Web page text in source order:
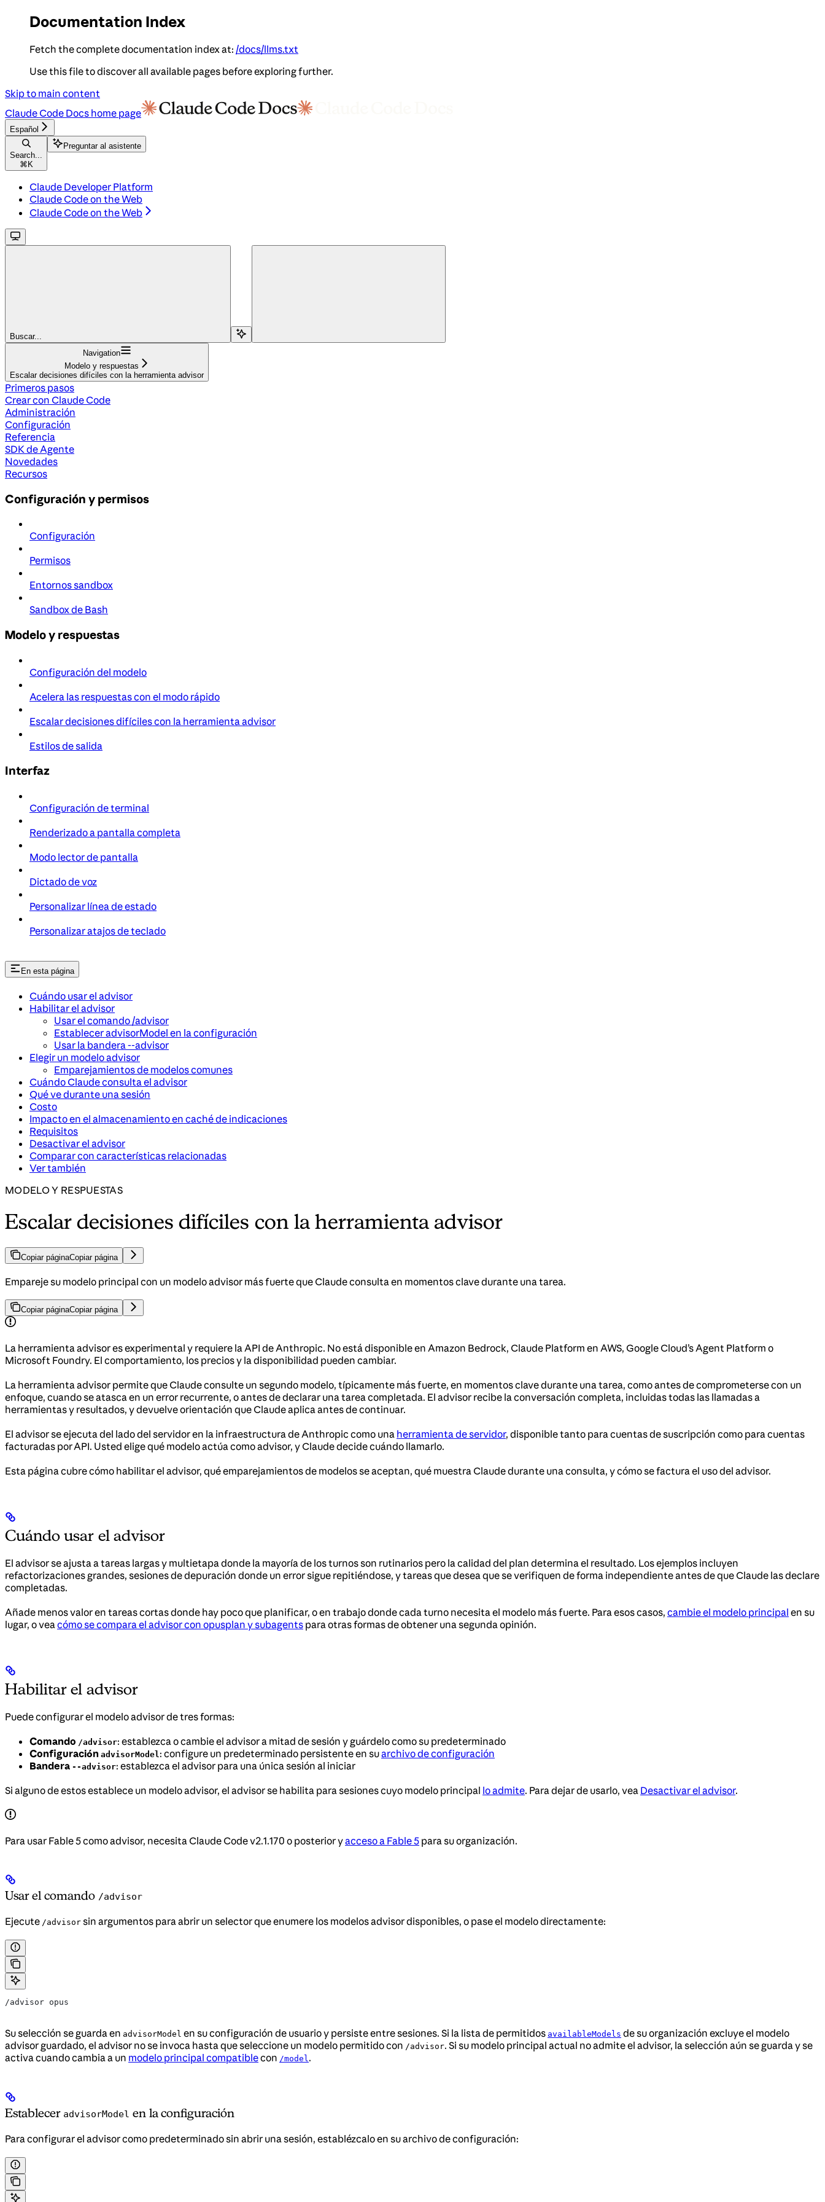
Documentation Index
Fetch the complete documentation index at: /docs/llms.txt
Use this file to discover all available pages before exploring further.
Skip to main content
Claude Code Docs home page
Español
Search...
⌘ K
Preguntar al asistente
Claude Developer Platform
Claude Code on the Web
Claude Code on the Web
Buscar...
Navigation
Modelo y respuestas
Escalar decisiones difíciles con la herramienta advisor
Primeros pasos
Crear con Claude Code
Administración
Configuración
Referencia
SDK de Agente
Novedades
Recursos
Configuración y permisos
Configuración
Permisos
Entornos sandbox
Sandbox de Bash
Modelo y respuestas
Configuración del modelo
Acelera las respuestas con el modo rápido
Escalar decisiones difíciles con la herramienta advisor
Estilos de salida
Interfaz
Configuración de terminal
Renderizado a pantalla completa
Modo lector de pantalla
Dictado de voz
Personalizar línea de estado
Personalizar atajos de teclado
En esta página
Cuándo usar el advisor
Habilitar el advisor
Usar el comando /advisor
Establecer advisorModel en la configuración
Usar la bandera --advisor
Elegir un modelo advisor
Emparejamientos de modelos comunes
Cuándo Claude consulta el advisor
Qué ve durante una sesión
Costo
Impacto en el almacenamiento en caché de indicaciones
Requisitos
Desactivar el advisor
Comparar con características relacionadas
Ver también
MODELO Y RESPUESTAS
Escalar decisiones difíciles con la herramienta advisor
Copiar páginaCopiar página
Empareje su modelo principal con un modelo advisor más fuerte que Claude consulta en momentos clave durante una tarea.
Copiar páginaCopiar página
La herramienta advisor es experimental y requiere la API de Anthropic. No está disponible en Amazon Bedrock, Claude Platform en AWS, Google Cloud’s Agent Platform o
Microsoft Foundry. El comportamiento, los precios y la disponibilidad pueden cambiar.
La herramienta advisor permite que Claude consulte un segundo modelo, típicamente más fuerte, en momentos clave durante una tarea, como antes de comprometerse con un
enfoque, cuando se atasca en un error recurrente, o antes de declarar una tarea completada. El advisor recibe la conversación completa, incluidas todas las llamadas a
herramientas y resultados, y devuelve orientación que Claude aplica antes de continuar.
El advisor se ejecuta del lado del servidor en la infraestructura de Anthropic como una herramienta de servidor, disponible tanto para cuentas de suscripción como para cuentas
facturadas por API. Usted elige qué modelo actúa como advisor, y Claude decide cuándo llamarlo.
Esta página cubre cómo habilitar el advisor, qué emparejamientos de modelos se aceptan, qué muestra Claude durante una consulta, y cómo se factura el uso del advisor.
Cuándo usar el advisor
El advisor se ajusta a tareas largas y multietapa donde la mayoría de los turnos son rutinarios pero la calidad del plan determina el resultado. Los ejemplos incluyen
refactorizaciones grandes, sesiones de depuración donde un error sigue repitiéndose, y tareas que desea que se verifiquen de forma independiente antes de que Claude las declare
completadas.
Añade menos valor en tareas cortas donde hay poco que planificar, o en trabajo donde cada turno necesita el modelo más fuerte. Para esos casos, cambie el modelo principal en su
lugar, o vea cómo se compara el advisor con opusplan y subagents para otras formas de obtener una segunda opinión.
Habilitar el advisor
Puede configurar el modelo advisor de tres formas:
Comando /advisor: establezca o cambie el advisor a mitad de sesión y guárdelo como su predeterminado
Configuración advisorModel : configure un predeterminado persistente en suarchivo de configuración
Bandera --advisor: establezca el advisor para una única sesión al iniciar
Si alguno de estos establece un modelo advisor, el advisor se habilita para sesiones cuyo modelo principal lo admite. Para dejar de usarlo, vea Desactivar el advisor.
Para usar Fable 5 como advisor, necesita Claude Code v2.1.170 o posterior yacceso a Fable 5 para su organización.
Usar el comando /advisor
Ejecute /advisor sin argumentos para abrir un selector que enumere los modelos advisor disponibles, o pase el modelo directamente:
/advisor opus
Su selección se guarda en advisorModel en su configuración de usuario y persiste entre sesiones. Si la lista de permitidos availableModels de su organización excluye el modelo
advisor guardado, el advisor no se invoca hasta que seleccione un modelo permitido con /advisor. Si su modelo principal actual no admite el advisor, la selección aún se guarda y se
activa cuando cambia a un modelo principal compatiblecon /model .
Establecer advisorModel en la configuración
Para configurar el advisor como predeterminado sin abrir una sesión, establézcalo en su archivo de configuración: